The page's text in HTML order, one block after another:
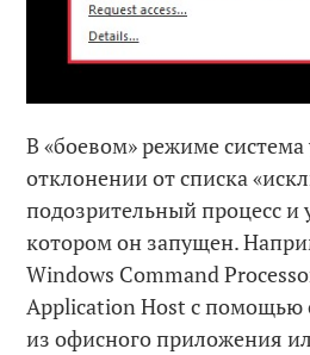
В «боевом» режиме
отклонении от списка
подозрительный процесс и
котором он запущен.
Windows Command
Application Host с помощью
из офисного приложения